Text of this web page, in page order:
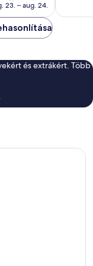
745 Ft
23. – aug. 24.
és extrákért. Több